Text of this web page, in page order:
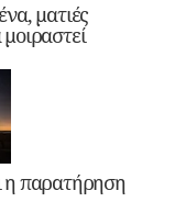
ματιές
η παρατήρηση